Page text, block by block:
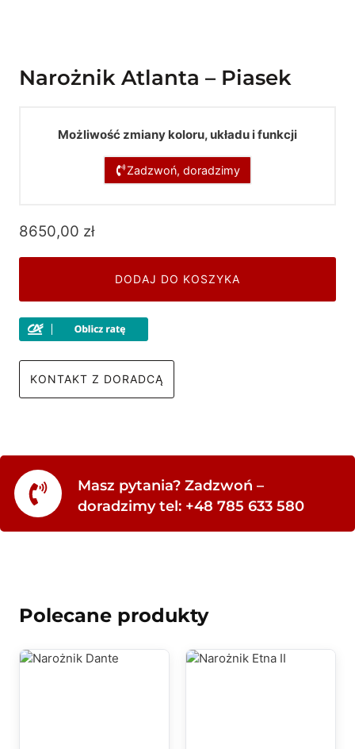
Narożnik Atlanta – Piasek
Możliwość zmiany koloru, układu i funkcji
Zadzwoń, doradzimy
8650,00 zł
DODAJ DO KOSZYKA
KONTAKT Z DORADCĄ
Masz pytania? Zadzwoń –
doradzimy tel: +48 785 633 580
Polecane produkty